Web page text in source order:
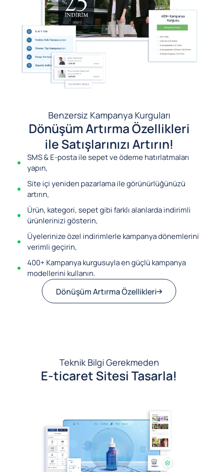
Benzersiz Kampanya Kurguları
Dönüşüm Artırma Özellikleri
ile Satışlarınızı Artırın!
SMS & E-posta ile sepet ve ödeme hatırlatmaları
yapın,
Site içi yeniden pazarlama ile görünürlüğünüzü
artırın,
Ürün, kategori, sepet gibi farklı alanlarda indirimli
ürünlerinizi gösterin,
Üyelerinize özel indirimlerle kampanya dönemlerini
verimli geçirin,
400+ Kampanya kurgusuyla en güçlü kampanya
modellerini kullanın.
Dönüşüm Artırma Özellikleri
Teknik Bilgi Gerekmeden
E-ticaret Sitesi Tasarla!